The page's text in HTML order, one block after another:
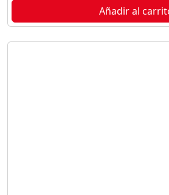
Añadir al